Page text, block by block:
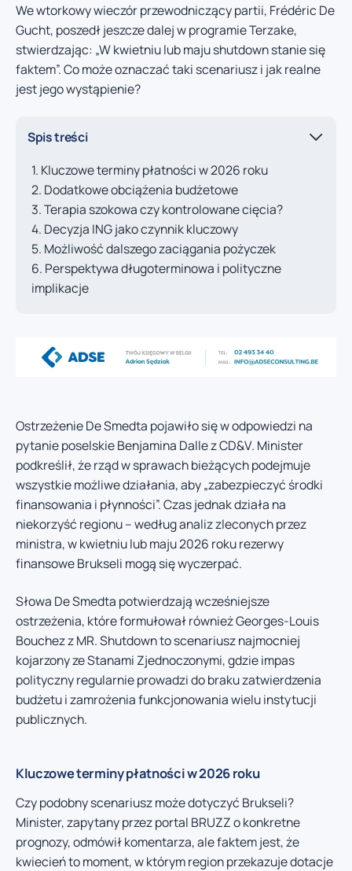
We wtorkowy wieczór przewodniczący partii, Frédéric De
Gucht, poszedł jeszcze dalej w programie Terzake,
stwierdzając: „W kwietniu lub maju shutdown stanie się
faktem”. Co może oznaczać taki scenariusz i jak realne
jest jego wystąpienie?
Spis treści
Kluczowe terminy płatności w 2026 roku
Dodatkowe obciążenia budżetowe
Terapia szokowa czy kontrolowane cięcia?
Decyzja ING jako czynnik kluczowy
Możliwość dalszego zaciągania pożyczek
Perspektywa długoterminowa i polityczne
implikacje
Ostrzeżenie De Smedta pojawiło się w odpowiedzi na
pytanie poselskie Benjamina Dalle z CD&V. Minister
podkreślił, że rząd w sprawach bieżących podejmuje
wszystkie możliwe działania, aby „zabezpieczyć środki
finansowania i płynności”. Czas jednak działa na
niekorzyść regionu – według analiz zleconych przez
ministra, w kwietniu lub maju 2026 roku rezerwy
finansowe Brukseli mogą się wyczerpać.
Słowa De Smedta potwierdzają wcześniejsze
ostrzeżenia, które formułował również Georges-Louis
Bouchez z MR. Shutdown to scenariusz najmocniej
kojarzony ze Stanami Zjednoczonymi, gdzie impas
polityczny regularnie prowadzi do braku zatwierdzenia
budżetu i zamrożenia funkcjonowania wielu instytucji
publicznych.
Kluczowe terminy płatności w 2026 roku
Czy podobny scenariusz może dotyczyć Brukseli?
Minister, zapytany przez portal BRUZZ o konkretne
prognozy, odmówił komentarza, ale faktem jest, że
kwiecień to moment, w którym region przekazuje dotacje